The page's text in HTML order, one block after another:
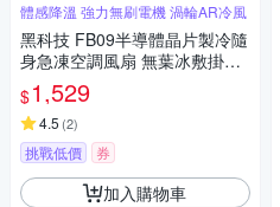
體感降溫 強力無刷電機 渦輪AR冷風
黑科技 FB09半導體晶片製冷隨
身急凍空調風扇 無葉冰敷掛脖
風扇 冰旋風運動風扇（可上飛
機）
$1,529
4.5 (2)
挑戰低價 券
加入購物車